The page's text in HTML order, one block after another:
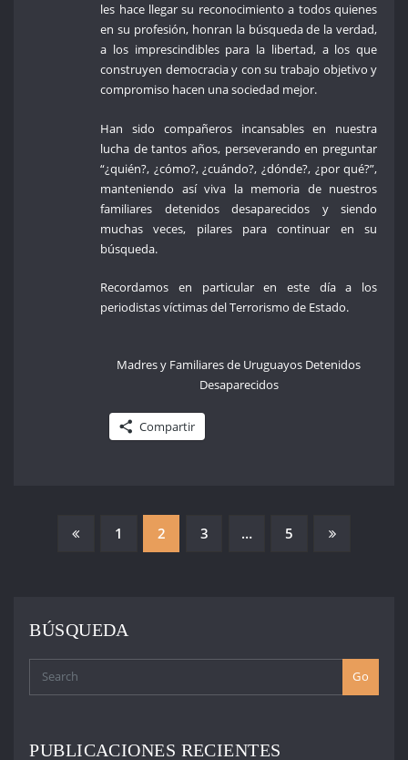
les hace llegar su reconocimiento a todos quienes
en su profesión, honran la búsqueda de la verdad,
a los imprescindibles para la libertad, a los que
construyen democracia y con su trabajo objetivo y
compromiso hacen una sociedad mejor.
Han sido compañeros incansables en nuestra
lucha de tantos años, perseverando en preguntar
“¿quién?, ¿cómo?, ¿cuándo?, ¿dónde?, ¿por qué?”,
manteniendo así viva la memoria de nuestros
familiares detenidos desaparecidos y siendo
muchas veces, pilares para continuar en su
búsqueda.
Recordamos en particular en este día a los
periodistas víctimas del Terrorismo de Estado.
Madres y Familiares de Uruguayos Detenidos
Desaparecidos
Compartir
PAGINACIÓN
ENTRADAS
1 2 3 … 5
BÚSQUEDA
Go
PUBLICACIONES RECIENTES